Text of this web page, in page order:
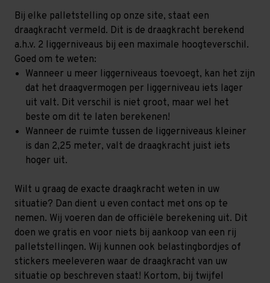
Bij elke palletstelling op onze site, staat een
draagkracht vermeld. Dit is de draagkracht berekend
a.h.v. 2 liggerniveaus bij een maximale hoogteverschil.
Goed om te weten:
Wanneer u meer liggerniveaus toevoegt, kan het zijn
dat het draagvermogen per liggerniveau iets lager
uit valt. Dit verschil is niet groot, maar wel het
beste om dit te laten berekenen!
Wanneer de ruimte tussen de liggerniveaus kleiner
is dan 2,25 meter, valt de draagkracht juist iets
hoger uit.
Wilt u graag de exacte draagkracht weten in uw
situatie? Dan dient u even contact met ons op te
nemen. Wij voeren dan de officiële berekening uit. Dit
doen we gratis en voor niets bij aankoop van een rij
palletstellingen. Wij kunnen ook belastingbordjes of
stickers meeleveren waar de draagkracht van uw
situatie op beschreven staat! Kortom, bij twijfel